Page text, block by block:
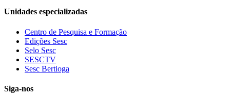
Unidades especializadas
Centro de Pesquisa e Formação
Edições Sesc
Selo Sesc
SESCTV
Sesc Bertioga
Siga-nos